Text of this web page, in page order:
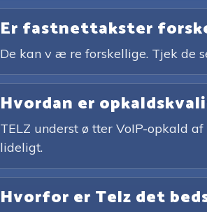
Er fastnettakster
De kan v æ re forskellige. Tjek de
Hvordan er
TELZ underst ø tter VoIP-opkald
lideligt.
Hvorfor er Telz det